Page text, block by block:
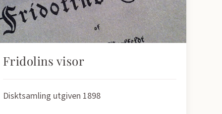
Fridolins visor
Disktsamling utgiven 1898